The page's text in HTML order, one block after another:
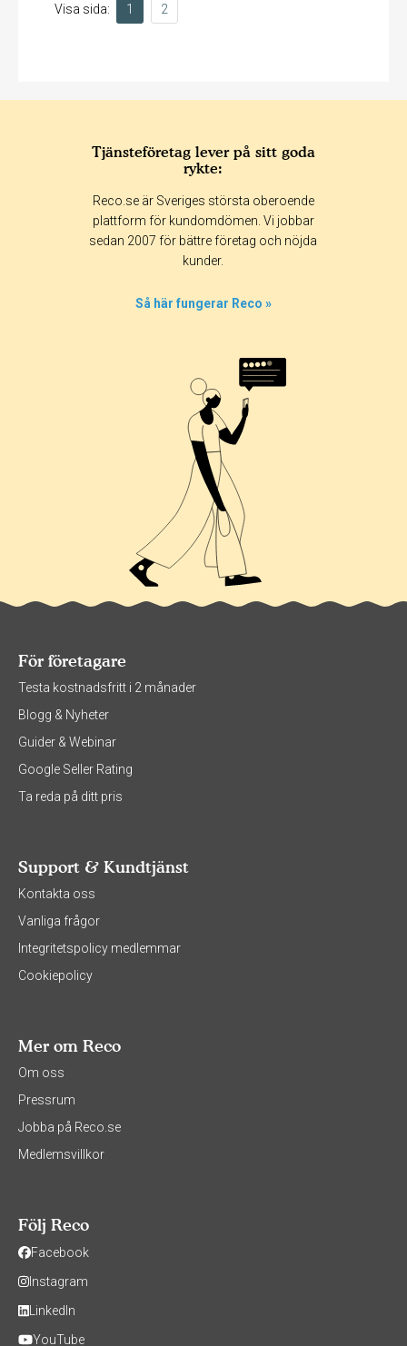
Visa sida: 1 2
Tjänsteföretag lever på sitt goda
rykte:
Reco.se är Sveriges största oberoende
plattform för kundomdömen. Vi jobbar
sedan 2007 för bättre företag och nöjda
kunder.
Så här fungerar Reco »
För företagare
Testa kostnadsfritt i 2 månader
Blogg & Nyheter
Guider & Webinar
Google Seller Rating
Ta reda på ditt pris
Support & Kundtjänst
Kontakta oss
Vanliga frågor
Integritetspolicy medlemmar
Cookiepolicy
Mer om Reco
Om oss
Pressrum
Jobba på Reco.se
Medlemsvillkor
Följ Reco
Facebook
Instagram
LinkedIn
YouTube